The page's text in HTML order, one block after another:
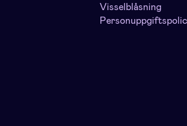
Visselblåsning